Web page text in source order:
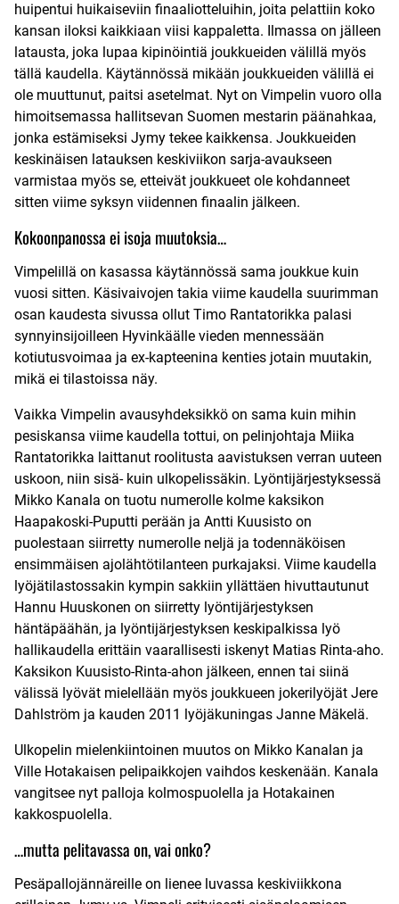
huipentui huikaiseviin finaaliotteluihin, joita pelattiin koko
kansan iloksi kaikkiaan viisi kappaletta. Ilmassa on jälleen
latausta, joka lupaa kipinöintiä joukkueiden välillä myös
tällä kaudella. Käytännössä mikään joukkueiden välillä ei
ole muuttunut, paitsi asetelmat. Nyt on Vimpelin vuoro olla
himoitsemassa hallitsevan Suomen mestarin päänahkaa,
jonka estämiseksi Jymy tekee kaikkensa. Joukkueiden
keskinäisen latauksen keskiviikon sarja-avaukseen
varmistaa myös se, etteivät joukkueet ole kohdanneet
sitten viime syksyn viidennen finaalin jälkeen.
Kokoonpanossa ei isoja muutoksia…
Vimpelillä on kasassa käytännössä sama joukkue kuin
vuosi sitten. Käsivaivojen takia viime kaudella suurimman
osan kaudesta sivussa ollut Timo Rantatorikka palasi
synnyinsijoilleen Hyvinkäälle vieden mennessään
kotiutusvoimaa ja ex-kapteenina kenties jotain muutakin,
mikä ei tilastoissa näy.
Vaikka Vimpelin avausyhdeksikkö on sama kuin mihin
pesiskansa viime kaudella tottui, on pelinjohtaja Miika
Rantatorikka laittanut roolitusta aavistuksen verran uuteen
uskoon, niin sisä- kuin ulkopelissäkin. Lyöntijärjestyksessä
Mikko Kanala on tuotu numerolle kolme kaksikon
Haapakoski-Puputti perään ja Antti Kuusisto on
puolestaan siirretty numerolle neljä ja todennäköisen
ensimmäisen ajolähtötilanteen purkajaksi. Viime kaudella
lyöjätilastossakin kympin sakkiin yllättäen hivuttautunut
Hannu Huuskonen on siirretty lyöntijärjestyksen
häntäpäähän, ja lyöntijärjestyksen keskipalkissa lyö
hallikaudella erittäin vaarallisesti iskenyt Matias Rinta-aho.
Kaksikon Kuusisto-Rinta-ahon jälkeen, ennen tai siinä
välissä lyövät mielellään myös joukkueen jokerilyöjät Jere
Dahlström ja kauden 2011 lyöjäkuningas Janne Mäkelä.
Ulkopelin mielenkiintoinen muutos on Mikko Kanalan ja
Ville Hotakaisen pelipaikkojen vaihdos keskenään. Kanala
vangitsee nyt palloja kolmospuolella ja Hotakainen
kakkospuolella.
…mutta pelitavassa on, vai onko?
Pesäpallojännäreille on lienee luvassa keskiviikkona